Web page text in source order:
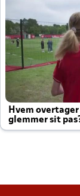
Hvem
glemmer sit
altid til efter